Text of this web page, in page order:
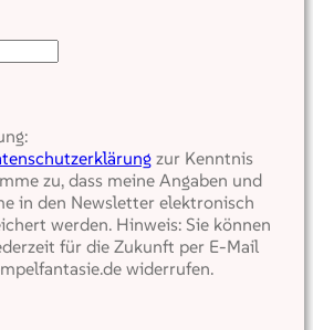
zur Kenntnis
zu, dass meine Angaben und
in den Newsletter elektronisch
werden. Hinweis: Sie können
für die Zukunft per E-Mail
widerrufen.